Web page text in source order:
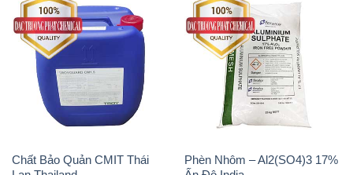
Chất Bảo Quản CMIT Thái
Lan Thailand
Phèn Nhôm – Al2(SO4)3 17%
Ấn Độ India